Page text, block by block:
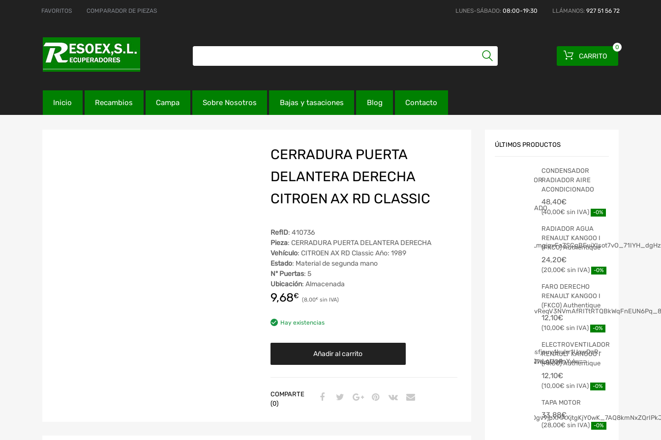
FAVORITOS COMPARADOR DE PIEZAS LUNES-SÁBADO: 08:00-19:30 LLÁMANOS: 927 51 56 72
CARRITO
0
Inicio Recambios Campa Sobre Nosotros Bajas y tasaciones Blog Contacto
CERRADURA PUERTA
DELANTERA DERECHA
CITROEN AX RD CLASSIC
RefID: 410736
Pieza: CERRADURA PUERTA DELANTERA DERECHA
Vehículo: CITROEN AX RD Classic Año: 1989
Estado: Material de segunda mano
Nº Puertas: 5
Ubicación: Almacenada
9,68€ 8,00€
Hay existencias
Añadir al carrito
COMPARTE
(0)
ÚLTIMOS PRODUCTOS
CONDENSADOR
RADIADOR AIRE
ACONDICIONADO
48,40€
40,00€ -0%
RADIADOR AGUA
RENAULT KANGOO I
(FKC0) Authentique
24,20€
20,00€ -0%
FARO DERECHO
RENAULT KANGOO I
(FKC0) Authentique
12,10€
10,00€ -0%
ELECTROVENTILADOR
RENAULT KANGOO I
(FKC0) Authentique
12,10€
10,00€ -0%
TAPA MOTOR
33,88€
28,00€ -0%